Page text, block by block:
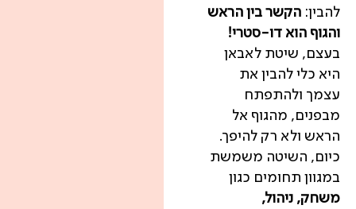
להבין: הקשר בין הראש
והגוף הוא דו-סטרי!
בעצם, שיטת לאבאן
היא כלי להבין את
עצמך ולהתפתח
מבפנים, מהגוף אל
הראש ולא רק להיפך.
כיום, השיטה משמשת
במגוון תחומים כגון
משחק, ניהול,